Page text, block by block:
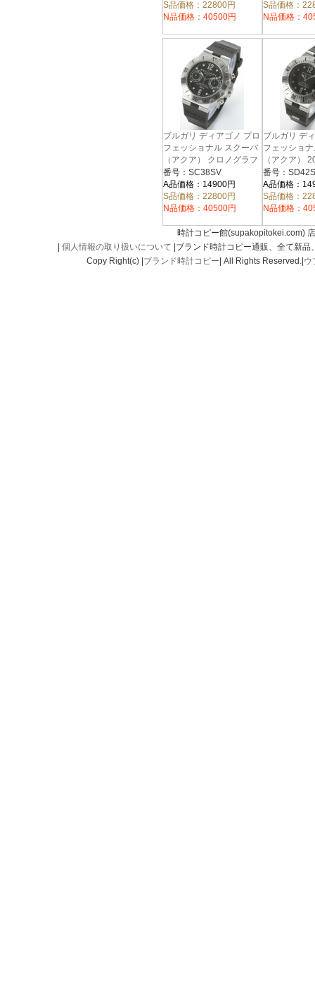
S品価格：22800円
N品価格：40500円
S品価格：
N品価格：
ブルガリ ディアゴノ プロ
フェッショナル スクーバ
（アクア） クロノグラフ
ラバー ブラック メンズ
SC38SV
番号：SC38SV
A品価格：14900円
S品価格：22800円
N品価格：40500円
ブルガリ デ
フェッショ
（アクア）
バー ブラッ
SD42SVD
番号：
A品価格：
S品価格：
N品価格：
時計コピー館(supakopitokei.com)
個人情報の取り扱いについて |ブランド時計コピー通販、全て新
Copy Right(c) | ブランド時計コピー | All Rights Reserved.| ウ